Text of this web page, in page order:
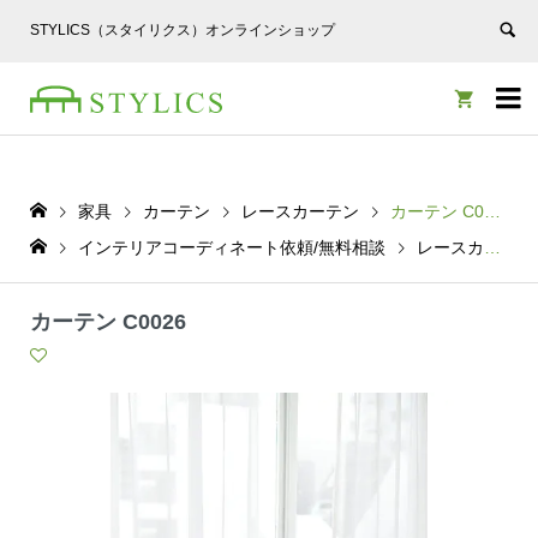
STYLICS（スタイリクス）オンラインショップ


家具 カーテン レースカーテン
カーテン C0026
インテリアコーディネート依頼/無料相談
レースカーテン
カーテン C0026